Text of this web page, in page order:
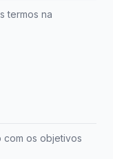
termos na
os objetivos